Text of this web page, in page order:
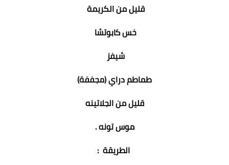
قليل من الكريمة
خس كابوتشا
شيفز
طماطم دراي (مجففة)
قليل من الجلاتينه
موس تونه .
الطريقة :